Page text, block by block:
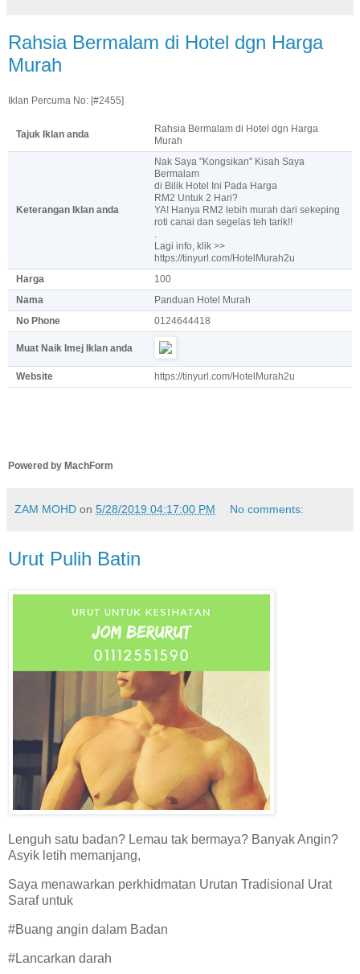
Rahsia Bermalam di Hotel dgn Harga
Murah
Iklan Percuma No: [#2455]
Tajuk Iklan anda
Rahsia Bermalam di Hotel dgn Harga
Murah
Keterangan Iklan anda
Nak Saya "Kongsikan" Kisah Saya
Bermalam
di Bilik Hotel Ini Pada Harga
RM2 Untuk 2 Hari?
YA! Hanya RM2 lebih murah dari sekeping
roti canai dan segelas teh tarik!!
.
Lagi info, klik >>
https://tinyurl.com/HotelMurah2u
Harga
100
Nama
Panduan Hotel Murah
No Phone
0124644418
Muat Naik Imej Iklan anda
Website https://tinyurl.com/HotelMurah2u
Powered by MachForm
ZAM MOHD on 5/28/2019 04:17:00 PM No comments:
Urut Pulih Batin
Lenguh satu badan? Lemau tak bermaya? Banyak Angin?
Asyik letih memanjang,
Saya menawarkan perkhidmatan Urutan Tradisional Urat
Saraf untuk
#Buang angin dalam Badan
#Lancarkan darah